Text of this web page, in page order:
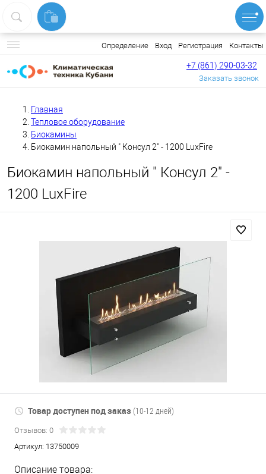
Определение Вход Регистрация Контакты
+7 (861) 290-03-32
Заказать звонок
Главная
Тепловое оборудование
Биокамины
Биокамин напольный " Консул 2" - 1200 LuxFire
Биокамин напольный " Консул 2" -
1200 LuxFire
Товар доступен под заказ (10-12 дней)
Отзывов: 0
Артикул: 13750009
Описание товара: